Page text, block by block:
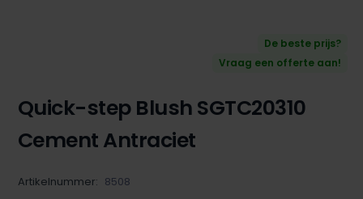
De beste prijs?
Vraag een offerte aan!
Quick-step Blush SGTC20310
Cement Antraciet
Artikelnummer: 8508